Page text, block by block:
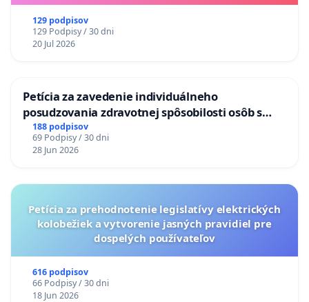
129 podpisov
129 Podpisy / 30 dni
20 Jul 2026
Petícia za zavedenie individuálneho
posudzovania zdravotnej spôsobilosti osôb s
diabetom 1. a 2. typu pri prijímaní do
Policajného zboru SR
188 podpisov
69 Podpisy / 30 dni
28 Jun 2026
Petícia za prehodnotenie legislatívy elektrických
kolobežiek a vytvorenie jasných pravidiel pre
dospelých používateľov
616 podpisov
66 Podpisy / 30 dni
18 Jun 2026